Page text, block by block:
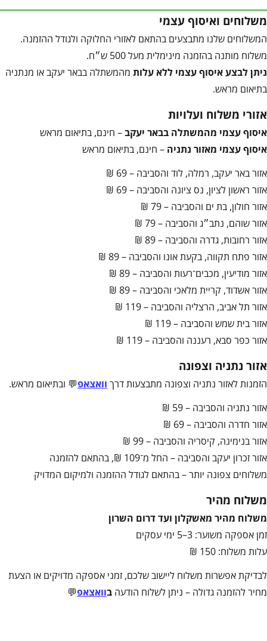
משלוחים ואיסוף עצמי
המשלוחים שלנו מתבצעים בהתאם לאזורי החלוקה ולגודל ההזמנה.
משלוח מותנה בהזמנה מינימלית מעל 500 ש״ח.
ניתן לבצע איסוף עצמי ללא עלות מהמשתלה בבאר יעקב או מנתניה
בתיאום מראש.
אזורי משלוח ועלויות
איסוף עצמי מהמשתלה בבאר יעקב– חינם, בתיאום מראש
איסוף עצמי מאזור נתניה – חינם, בתיאום מראש
אזור באר יעקב, רמלה, לוד והסביבה – 69 ₪
אזור ראשון לציון, נס ציונה והסביבה – 69 ₪
אזור חולון, בת ים והסביבה – 79 ₪
אזור שוהם, נתב״ג והסביבה – 79 ₪
אזור רחובות, גדרה והסביבה – 89 ₪
אזור פתח תקווה, בקעת אונו והסביבה – 89 ₪
אזור מודיעין, מכבים־רעות והסביבה – 89 ₪
אזור אשדוד, קריית מלאכי והסביבה – 89 ₪
אזור תל אביב, הרצליה והסביבה – 119 ₪
אזור בית שמש והסביבה – 119 ₪
אזור כפר סבא, רעננה והסביבה – 119 ₪
אזור נתניה וצפונה
הזמנות לאזור נתניה וצפונה מתבצעות דרך וואצאפ💬 ובתיאום מראש.
אזור נתניה והסביבה – 59 ₪
אזור חדרה והסביבה – 69 ₪
אזור בנימינה, קיסריה והסביבה – 99 ₪
אזור זכרון יעקב והסביבה – החל מ־109 ₪, בהתאם להזמנה
משלוחים צפונה יותר – בהתאם לגודל ההזמנה ולמיקום המדויק
משלוח מהיר
משלוח מהיר מאשקלון ועד דרום השרון
זמן אספקה משוער: 3–5 ימי עסקים
עלות משלוח: 150 ₪
לבדיקת אפשרות משלוח ליישוב שלכם, זמני אספקה מדויקים או הצעת
מחיר להזמנה גדולה – ניתן לשלוח הודעה בוואצאפ💬